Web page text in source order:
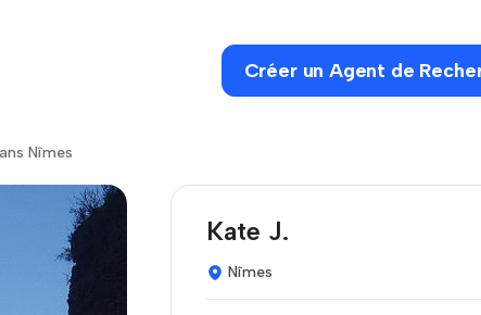
Créer un Agent de
Nîmes
Kate J.
Nîmes